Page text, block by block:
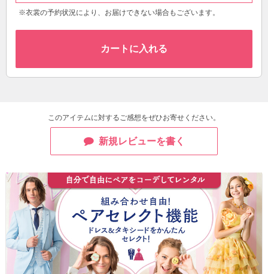
※衣裳の予約状況により、お届けできない場合もございます。
カートに入れる
このアイテムに対するご感想をぜひお寄せください。
新規レビューを書く